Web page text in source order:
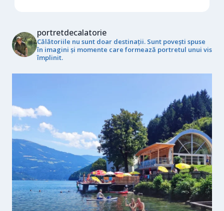
portretdecalatorie
Călătoriile nu sunt doar destinații. Sunt povești spuse
în imagini și momente care formează portretul unui vis
împlinit.